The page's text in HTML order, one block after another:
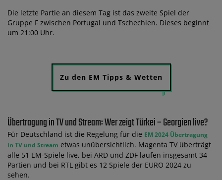
Die letzte Partie an diesem Tag ist das zweite Spiel der
Gruppe F zwischen Portugal und Tschechien. Dieses beginnt
um 21:00 Uhr.
Zu den EM Tipps & Wetten
Übertragung in TV und Stream: Wer zeigt Türkei – Georgien live?
Für Deutschland ist die Regelung für die EM 2024 Übertragung
in TV und Stream etwas unübersichtlich. Magenta TV überträgt
alle 51 EM-Spiele live, bei ARD und ZDF laufen insgesamt 34
Partien und bei RTL gibt es 12 Spiele der EURO 2024 zu
sehen.